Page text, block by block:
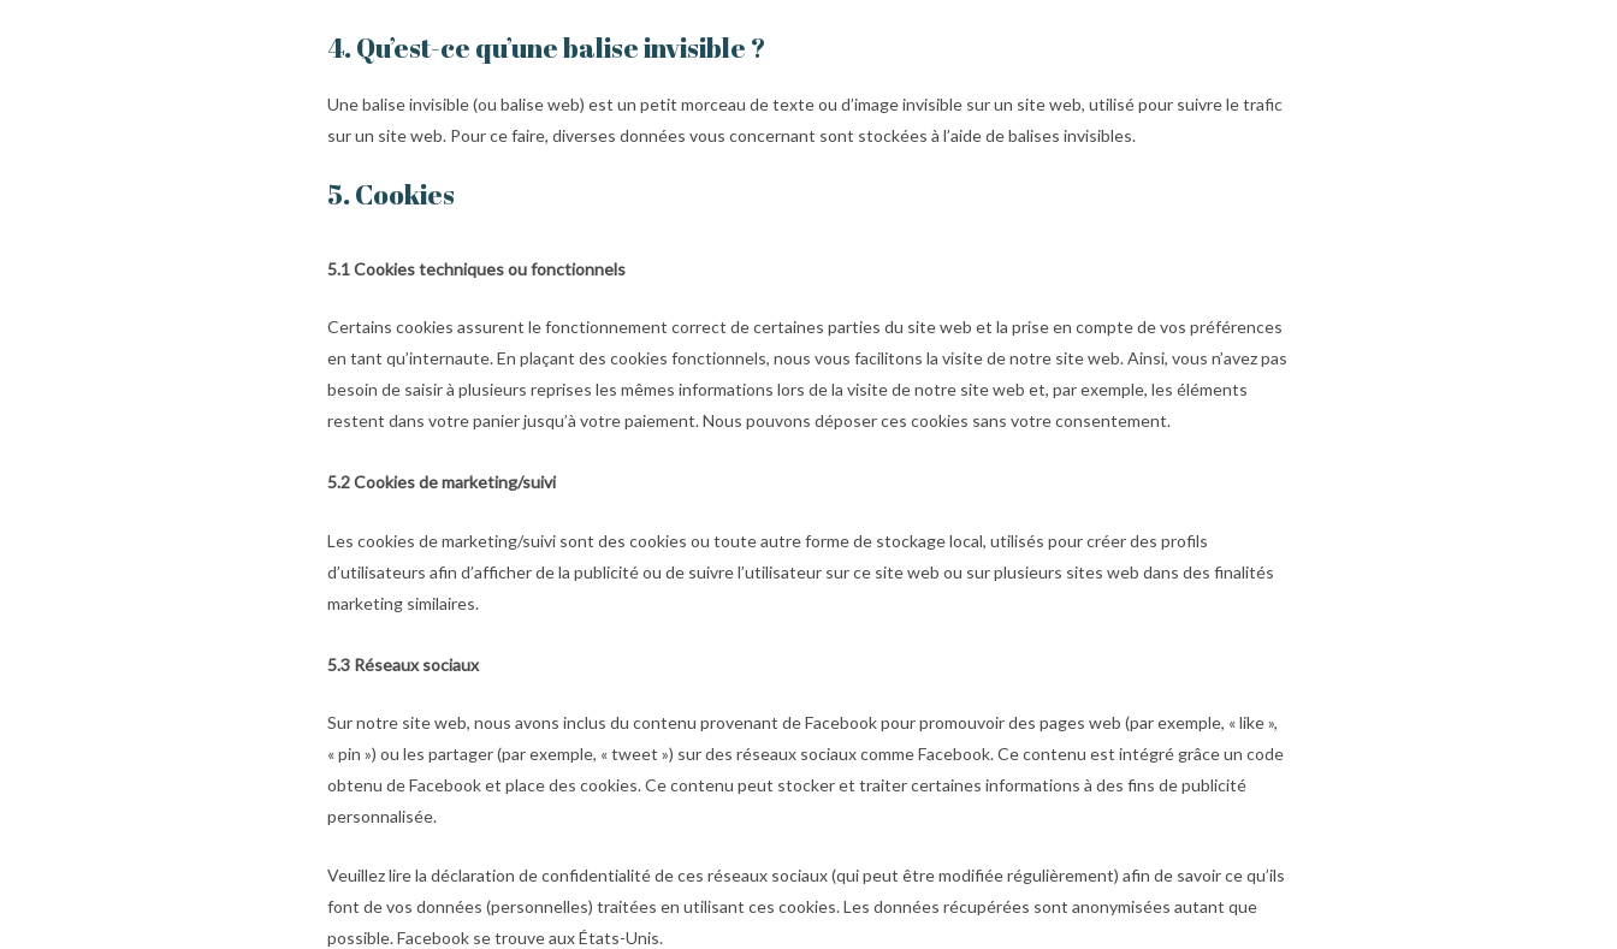
4. Qu’est-ce qu’une balise invisible ?
Une balise invisible (ou balise web) est un petit morceau de texte ou d’image invisible sur un site web, utilisé pour suivre le trafic
sur un site web. Pour ce faire, diverses données vous concernant sont stockées à l’aide de balises invisibles.
5. Cookies
5.1 Cookies techniques ou fonctionnels
Certains cookies assurent le fonctionnement correct de certaines parties du site web et la prise en compte de vos préférences
en tant qu’internaute. En plaçant des cookies fonctionnels, nous vous facilitons la visite de notre site web. Ainsi, vous n’avez pas
besoin de saisir à plusieurs reprises les mêmes informations lors de la visite de notre site web et, par exemple, les éléments
restent dans votre panier jusqu’à votre paiement. Nous pouvons déposer ces cookies sans votre consentement.
5.2 Cookies de marketing/suivi
Les cookies de marketing/suivi sont des cookies ou toute autre forme de stockage local, utilisés pour créer des profils
d’utilisateurs afin d’afficher de la publicité ou de suivre l’utilisateur sur ce site web ou sur plusieurs sites web dans des finalités
marketing similaires.
5.3 Réseaux sociaux
Sur notre site web, nous avons inclus du contenu provenant de Facebook pour promouvoir des pages web (par exemple, « like »,
« pin ») ou les partager (par exemple, « tweet ») sur des réseaux sociaux comme Facebook. Ce contenu est intégré grâce un code
obtenu de Facebook et place des cookies. Ce contenu peut stocker et traiter certaines informations à des fins de publicité
personnalisée.
Veuillez lire la déclaration de confidentialité de ces réseaux sociaux (qui peut être modifiée régulièrement) afin de savoir ce qu’ils
font de vos données (personnelles) traitées en utilisant ces cookies. Les données récupérées sont anonymisées autant que
possible. Facebook se trouve aux États-Unis.